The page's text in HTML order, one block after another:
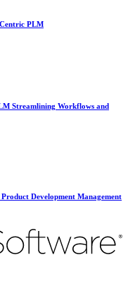
PLM
Streamlining Workflows and
Development Management